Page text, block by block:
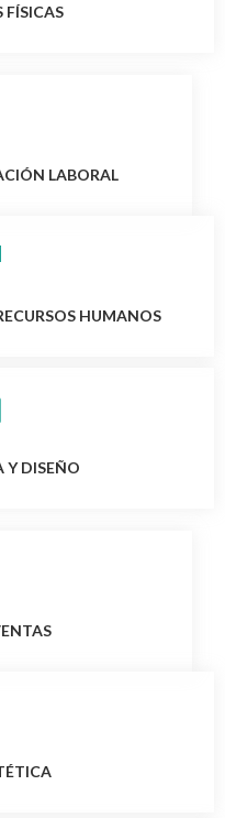
LABORAL
HUMANOS
Y DISEÑO